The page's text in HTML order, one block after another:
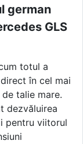
german
GLS
totul a
în cel mai
talie mare.
dezvăluirea
pentru viitorul